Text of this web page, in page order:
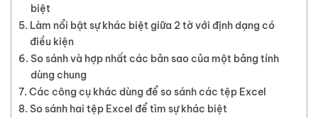
biệt
Làm nổi bật sự khác biệt giữa 2 tờ với định dạng có
điều kiện
So sánh và hợp nhất các bản sao của một bảng tính
dùng chung
Các công cụ khác dùng để so sánh các tệp Excel
So sánh hai tệp Excel để tìm sự khác biệt